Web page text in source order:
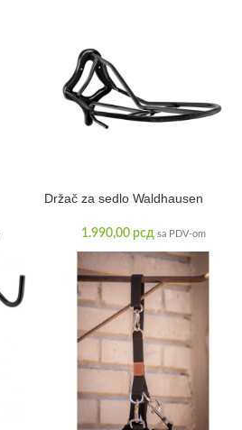
Držač za sedlo Waldhausen
1.990,00 рсд sa PDV-om